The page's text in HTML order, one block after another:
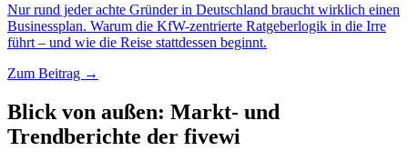
Nur rund jeder achte Gründer in Deutschland braucht wirklich einen
Businessplan. Warum die KfW-zentrierte Ratgeberlogik in die Irre
führt – und wie die Reise stattdessen beginnt.
Zum Beitrag →
Blick von außen: Markt- und
Trendberichte der fivewi